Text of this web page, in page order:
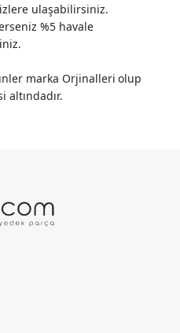
ulaşabilirsiniz.
%5 havale
marka Orjinalleri olup
altındadır.